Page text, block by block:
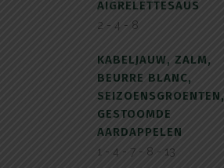
AIGRELETTESAUS
2 - 4 - 8
KABELJAUW, ZALM,
BEURRE BLANC,
SEIZOENSGROENTEN,
GESTOOMDE
AARDAPPELEN
1 - 4 - 7 - 8 - 13